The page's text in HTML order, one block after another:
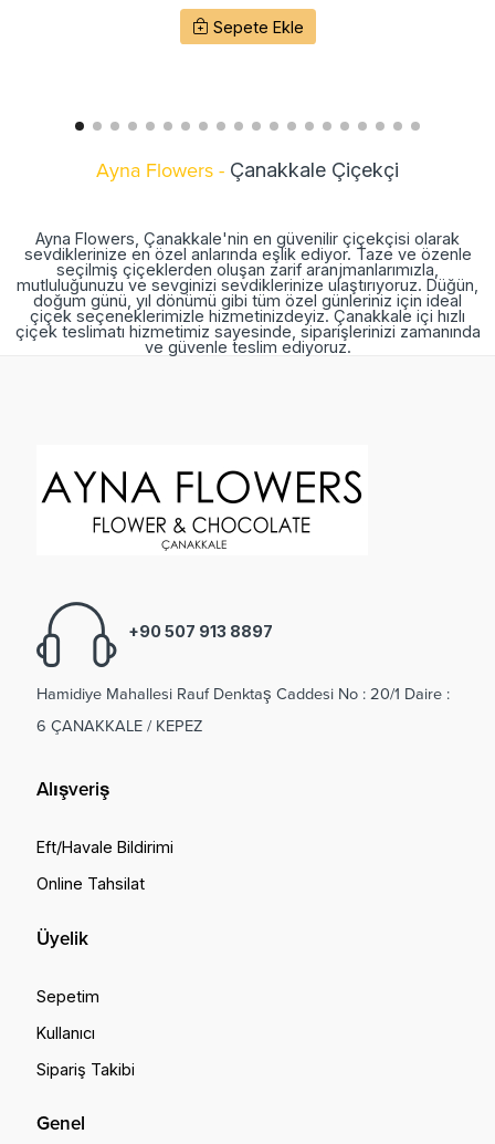
Sepete Ekle
Ayna Flowers - Çanakkale Çiçekçi
Ayna Flowers, Çanakkale'nin en güvenilir çiçekçisi olarak
sevdiklerinize en özel anlarında eşlik ediyor. Taze ve özenle
seçilmiş çiçeklerden oluşan zarif aranjmanlarımızla,
mutluluğunuzu ve sevginizi sevdiklerinize ulaştırıyoruz. Düğün,
doğum günü, yıl dönümü gibi tüm özel günleriniz için ideal
çiçek seçeneklerimizle hizmetinizdeyiz. Çanakkale içi hızlı
çiçek teslimatı hizmetimiz sayesinde, siparişlerinizi zamanında
ve güvenle teslim ediyoruz.
+90 507 913 8897
Hamidiye Mahallesi Rauf Denktaş Caddesi No : 20/1 Daire :
6 ÇANAKKALE / KEPEZ
Alışveriş
Eft/Havale Bildirimi
Online Tahsilat
Üyelik
Sepetim
Kullanıcı
Sipariş Takibi
Genel